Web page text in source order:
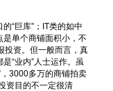
“巨库”；IT类的如中
单个商铺面积小，不
投资。但一般而言，真
“业内”人士运作。虽
3000多万的商铺拍卖
资目的不一定很清